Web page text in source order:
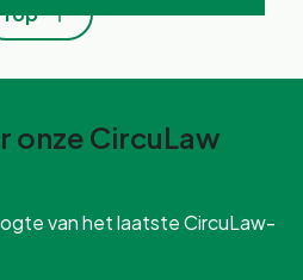
Top
onze CircuLaw
van het laatste CircuLaw-